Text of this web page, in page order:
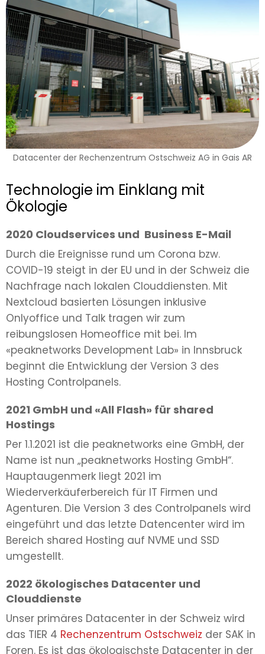
Datacenter der Rechenzentrum Ostschweiz AG in Gais AR
Technologie im Einklang mit
Ökologie
2020 Cloudservices und Business E-Mail
Durch die Ereignisse rund um Corona bzw.
COVID-19 steigt in der EU und in der Schweiz die
Nachfrage nach lokalen Clouddiensten. Mit
Nextcloud basierten Lösungen inklusive
Onlyoffice und Talk tragen wir zum
reibungslosen Homeoffice mit bei. Im
«peaknetworks Development Lab» in Innsbruck
beginnt die Entwicklung der Version 3 des
Hosting Controlpanels.
2021 GmbH und «All Flash» für shared
Hostings
Per 1.1.2021 ist die peaknetworks eine GmbH, der
Name ist nun „peaknetworks Hosting GmbH“.
Hauptaugenmerk liegt 2021 im
Wiederverkäuferbereich für IT Firmen und
Agenturen. Die Version 3 des Controlpanels wird
eingeführt und das letzte Datencenter wird im
Bereich shared Hosting auf NVME und SSD
umgestellt.
2022 ökologisches Datacenter und
Clouddienste
Unser primäres Datacenter in der Schweiz wird
das TIER 4 Rechenzentrum Ostschweiz der SAK in
Foren. Es ist das ökologischste Datacenter in der